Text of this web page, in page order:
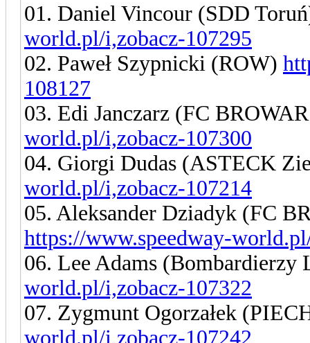
01. Daniel Vincour (SDD
world.pl/i,zobacz-107295
02. Paweł Szypnicki (ROW)
108127
03. Edi Janczarz (FC
world.pl/i,zobacz-107300
04. Giorgi Dudas (ASTECK
world.pl/i,zobacz-107214
05. Aleksander Dziadyk (FC
https://www.speedway-
06. Lee Adams (Bombardierzy
world.pl/i,zobacz-107322
07. Zygmunt Ogorzałek
world.pl/i,zobacz-107242